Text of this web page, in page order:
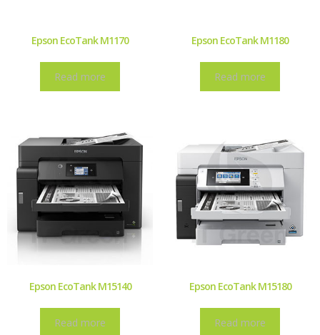
Epson EcoTank M1170
Read more
Epson EcoTank M1180
Read more
Epson EcoTank M15140
Read more
Epson EcoTank M15180
Read more